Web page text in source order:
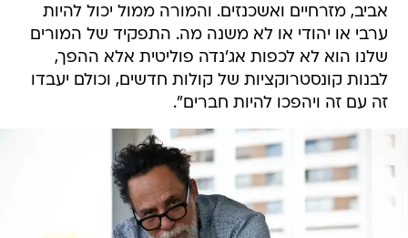
אביב, מזרחיים ואשכנזים. והמורה ממול יכול להיות
ערבי או יהודי או לא משנה מה. התפקיד של המורים
שלנו הוא לא לכפות אג'נדה פוליטית אלא ההפך,
לבנות קונסטרוקציות של קולות חדשים, וכולם יעבדו
זה עם זה ויהפכו להיות חברים".